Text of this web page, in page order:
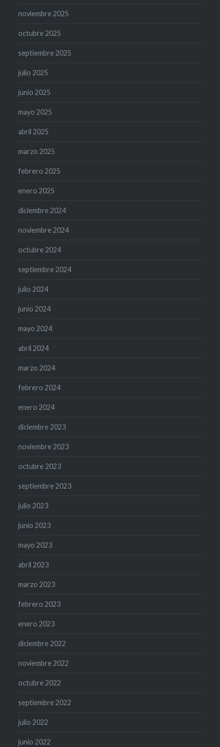
noviembre 2025
octubre 2025
septiembre 2025
julio 2025
junio 2025
mayo 2025
abril 2025
marzo 2025
febrero 2025
enero 2025
diciembre 2024
noviembre 2024
octubre 2024
septiembre 2024
julio 2024
junio 2024
mayo 2024
abril 2024
marzo 2024
febrero 2024
enero 2024
diciembre 2023
noviembre 2023
octubre 2023
septiembre 2023
julio 2023
junio 2023
mayo 2023
abril 2023
marzo 2023
febrero 2023
enero 2023
diciembre 2022
noviembre 2022
octubre 2022
septiembre 2022
julio 2022
junio 2022